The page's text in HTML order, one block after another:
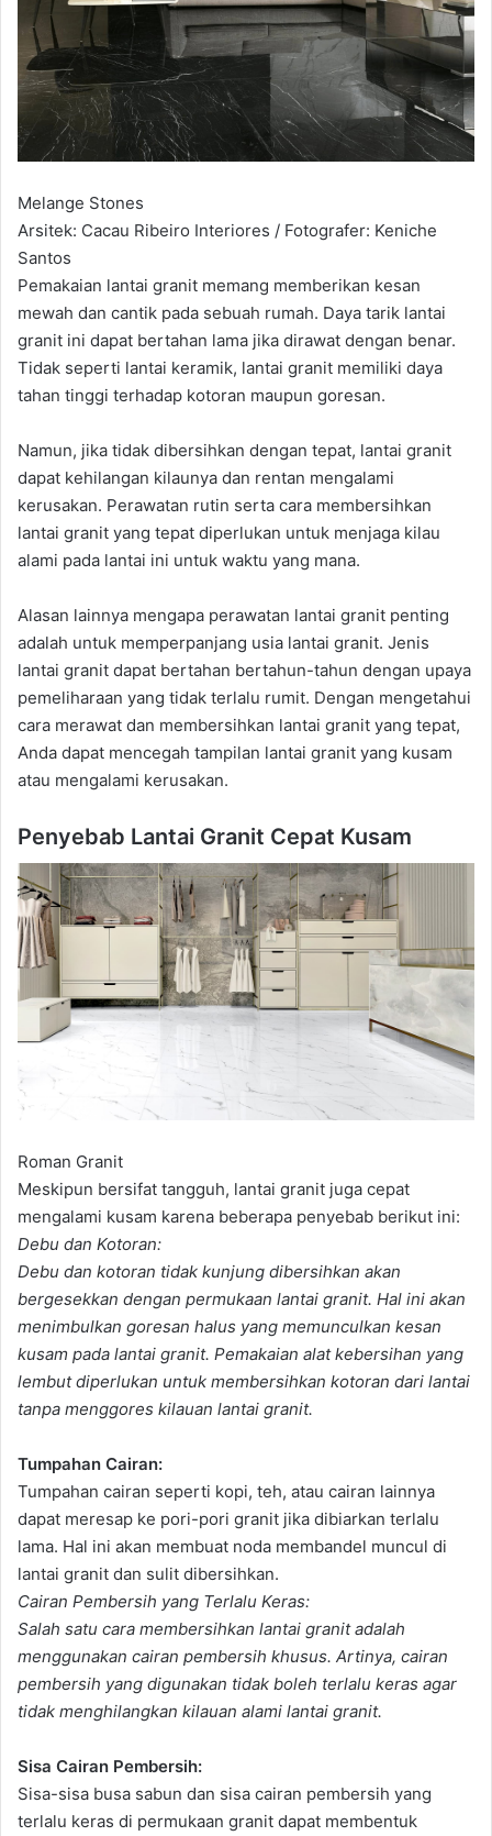
Melange Stones
Arsitek: Cacau Ribeiro Interiores / Fotografer: Keniche
Santos
Pemakaian lantai granit memang memberikan kesan
mewah dan cantik pada sebuah rumah. Daya tarik lantai
granit ini dapat bertahan lama jika dirawat dengan benar.
Tidak seperti lantai keramik, lantai granit memiliki daya
tahan tinggi terhadap kotoran maupun goresan.
Namun, jika tidak dibersihkan dengan tepat, lantai granit
dapat kehilangan kilaunya dan rentan mengalami
kerusakan. Perawatan rutin serta cara membersihkan
lantai granit yang tepat diperlukan untuk menjaga kilau
alami pada lantai ini untuk waktu yang mana.
Alasan lainnya mengapa perawatan lantai granit penting
adalah untuk memperpanjang usia lantai granit. Jenis
lantai granit dapat bertahan bertahun-tahun dengan upaya
pemeliharaan yang tidak terlalu rumit. Dengan mengetahui
cara merawat dan membersihkan lantai granit yang tepat,
Anda dapat mencegah tampilan lantai granit yang kusam
atau mengalami kerusakan.
Penyebab Lantai Granit Cepat Kusam
Roman Granit
Meskipun bersifat tangguh, lantai granit juga cepat
mengalami kusam karena beberapa penyebab berikut ini:
Debu dan Kotoran:
Debu dan kotoran tidak kunjung dibersihkan akan
bergesekkan dengan permukaan lantai granit. Hal ini akan
menimbulkan goresan halus yang memunculkan kesan
kusam pada lantai granit. Pemakaian alat kebersihan yang
lembut diperlukan untuk membersihkan kotoran dari lantai
tanpa menggores kilauan lantai granit.
Tumpahan Cairan:
Tumpahan cairan seperti kopi, teh, atau cairan lainnya
dapat meresap ke pori-pori granit jika dibiarkan terlalu
lama. Hal ini akan membuat noda membandel muncul di
lantai granit dan sulit dibersihkan.
Cairan Pembersih yang Terlalu Keras:
Salah satu cara membersihkan lantai granit adalah
menggunakan cairan pembersih khusus. Artinya, cairan
pembersih yang digunakan tidak boleh terlalu keras agar
tidak menghilangkan kilauan alami lantai granit.
Sisa Cairan Pembersih:
Sisa-sisa busa sabun dan sisa cairan pembersih yang
terlalu keras di permukaan granit dapat membentuk